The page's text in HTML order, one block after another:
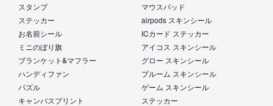
スタンプ
ステッカー
お名前シール
ミニのぼり旗
ブランケット&マフラー
ハンディファン
パズル
キャンバスプリント
マウスパッド
airpods スキンシール
ICカード ステッカー
アイコス スキンシール
グロー スキンシール
プルーム スキンシール
ゲーム スキンシール
ステッカー